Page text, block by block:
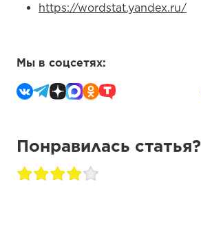
https://wordstat.yandex.ru/
Мы в соцсетях:
Понравилась статья?